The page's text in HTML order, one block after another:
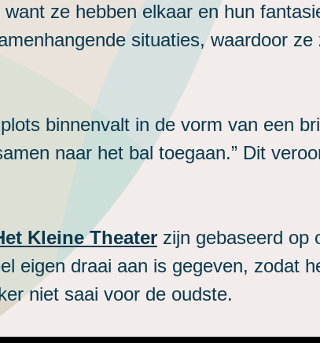
ze hebben elkaar en hun
situaties, waardoor
binnenvalt in de vorm van een
naar het bal toegaan.” Dit
Kleine Theater zijn gebaseerd op
eigen draai aan is gegeven, zodat
niet saai voor de oudste.